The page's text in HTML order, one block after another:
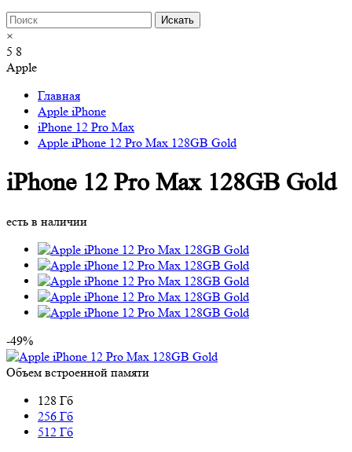
×
5 8
Apple
Главная
Apple iPhone
iPhone 12 Pro Max
Apple iPhone 12 Pro Max 128GB Gold
iPhone 12 Pro Max 128GB Gold
есть в наличии
-49%
Объем встроенной памяти
128 Гб
256 Гб
512 Гб